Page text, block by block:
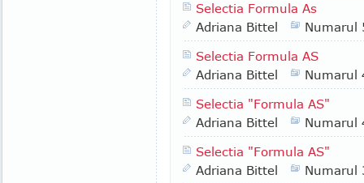
Selectia Formula As
Adriana Bittel
Numarul
Selectia Formula AS
Adriana Bittel
Numarul
Selectia "Formula AS"
Adriana Bittel
Numarul
Selectia "Formula AS"
Adriana Bittel
Numarul